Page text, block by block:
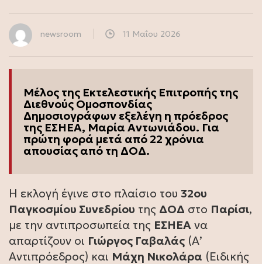
newsroom 11 Μαΐου 2026
Μέλος της Εκτελεστικής Επιτροπής της
Διεθνούς Ομοσπονδίας
Δημοσιογράφων εξελέγη η πρόεδρος
της ΕΣΗΕΑ, Μαρία Αντωνιάδου. Για
πρώτη φορά μετά από 22 χρόνια
απουσίας από τη ΔΟΔ.
Η εκλογή έγινε στο πλαίσιο του 32ου
Παγκοσμίου Συνεδρίου της ΔΟΔ στο Παρίσι,
με την αντιπροσωπεία της ΕΣΗΕΑ να
απαρτίζουν οι Γιώργος Γαβαλάς (Α’
Αντιπρόεδρος) και Μάχη Νικολάρα (Ειδικής